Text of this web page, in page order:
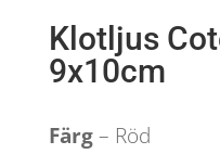
Klotljus
9x10cm
Färg– Röd